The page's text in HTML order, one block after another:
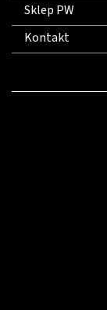
Sklep PW
Kontakt